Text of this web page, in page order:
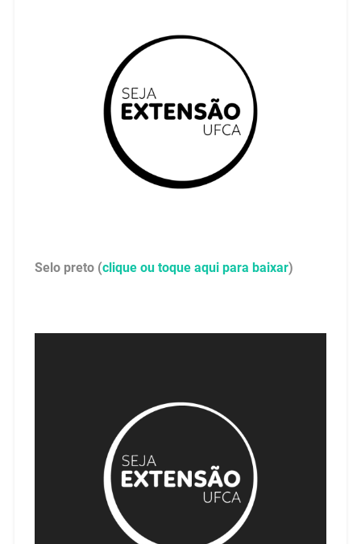
Selo preto (clique ou toque aqui para baixar)